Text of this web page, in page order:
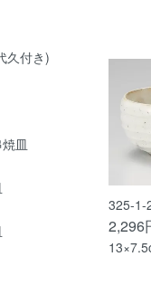
久付き)
皿
325-1-
2,296